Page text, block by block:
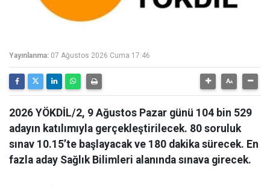
Yayınlanma: 07 Ağustos 2026 Cuma 17:46
2026 YÖKDİL/2, 9 Ağustos Pazar günü 104 bin 529
adayın katılımıyla gerçekleştirilecek. 80 soruluk
sınav 10.15’te başlayacak ve 180 dakika sürecek. En
fazla aday Sağlık Bilimleri alanında sınava girecek.